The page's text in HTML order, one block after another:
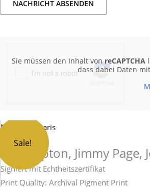
Sie müssen den Inhalt vonreCAPTCHA
dass dabei Daten
Michael Zagaris
Eric Clapton, Jimmy Page,
Signiert mit Echtheitszertifikat
Print Quality: Archival Pigment Print
Sale!
Clapton,
Page,
Jeff